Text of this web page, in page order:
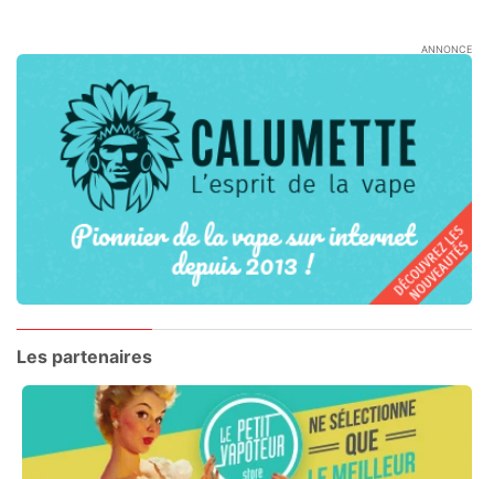
ANNONCE
Les partenaires